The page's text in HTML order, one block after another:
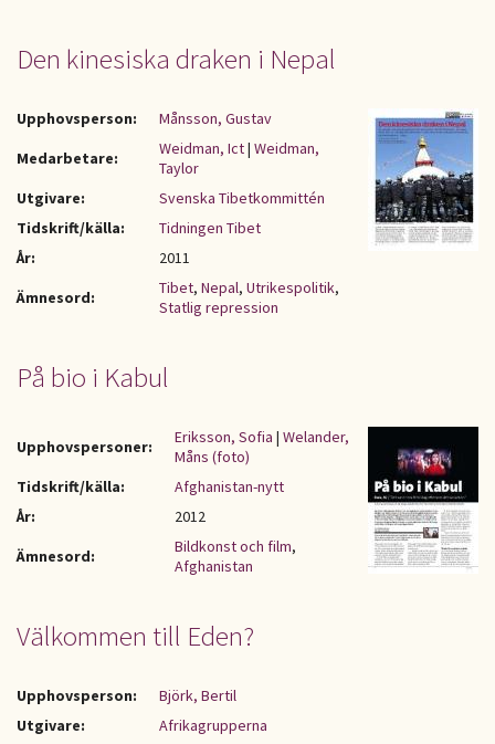
Den kinesiska draken i Nepal
Upphovsperson:
Månsson, Gustav
Medarbetare:
Weidman, Ict| Weidman,
Taylor
Utgivare:
Svenska Tibetkommittén
Tidskrift/källa:
Tidningen Tibet
År:
2011
Ämnesord:
Tibet, Nepal, Utrikespolitik,
Statlig repression
På bio i Kabul
Upphovspersoner: Eriksson, Sofia | Welander,
Måns (foto)
Tidskrift/källa:
Afghanistan-nytt
År:
2012
Ämnesord:
Bildkonst och film,
Afghanistan
Välkommen till Eden?
Upphovsperson:
Björk, Bertil
Utgivare:
Afrikagrupperna